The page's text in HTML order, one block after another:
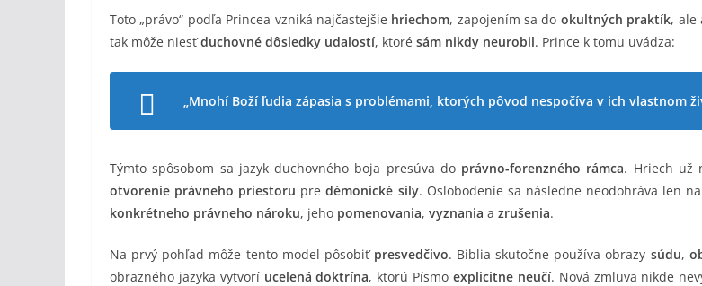
Toto „právo“ podľa Princea vzniká najčastejšie hriechom, zapojením sa do okultných praktík,
tak môže niesťduchovné dôsledky udalostí, ktoré sám nikdy neurobil. Prince k tomu uvádza:
„Mnohí Boží ľudia zápasia s problémami, ktorých pôvod nespočíva v ich vlastnom
Týmto spôsobom sa jazyk duchovného boja presúva do právno-forenzného rámca. Hriech už
otvorenie právneho priestoru predémonické sily. Oslobodenie sa následne neodohráva len
konkrétneho právneho nároku, jeho pomenovania, vyznania a zrušenia.
Na prvý pohľad môže tento model pôsobiť presvedčivo. Biblia skutočne používa obrazy súdu,
obrazného jazyka vytvorí ucelená doktrína, ktorú Písmoexplicitne neučí. Nová zmluva nikde